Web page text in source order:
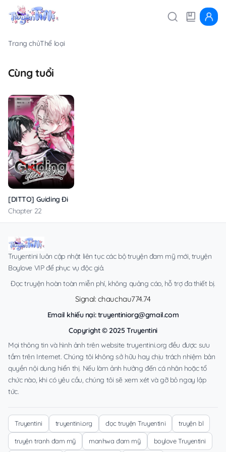
Trang chủThể loại
Cùng tuổi
[DITTO] Guiding Điên Loạn
Chapter 22
Truyentini luôn cập nhật liên tục các bộ truyện đam mỹ mới, truyện
Boylove VIP để phục vụ độc giả.
Đọc truyện hoàn toàn miễn phí, không quảng cáo, hỗ trợ đa thiết bị.
Signal: chauchau774.74
Email khiếu nại:truyentiniorg@gmail.com
Copyright © 2025 Truyentini
Mọi thông tin và hình ảnh trên website truyentini.org đều được sưu
tầm trên Internet. Chúng tôi không sở hữu hay chịu trách nhiệm bản
quyền nội dung hiển thị. Nếu làm ảnh hưởng đến cá nhân hoặc tổ
chức nào, khi có yêu cầu, chúng tôi sẽ xem xét và gỡ bỏ ngay lập
tức.
Truyentini truyentini.org đọc truyện Truyentini truyện bl
truyện tranh đam mỹ manhwa đam mỹ boylove Truyentini